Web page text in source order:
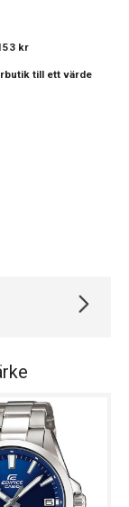
kr
till ett värde